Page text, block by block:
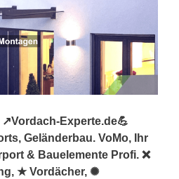
Experte.de💪
Geländerbau. VoMo, Ihr
& Bauelemente Profi. ❌
★ Vordächer, ✺